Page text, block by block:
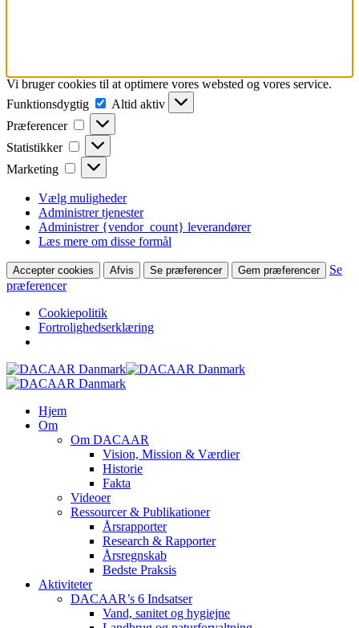
Vi bruger cookies til at optimere vores websted og vores service.
Funktionsdygtig
Funktionsdygtig
Altid aktiv
Præferencer
Præferencer
Statistikker Statistikker
Marketing Marketing
Vælg muligheder
Administrer tjenester
Administrer {vendor_count} leverandører
Læs mere om disse formål
Accepter cookies Afvis Se præferencer Gem præferencer
Se
præferencer
Cookiepolitik
Fortrolighedserklæring
Skip
to
content
search
Menu
Hjem
Om
Om DACAAR
Vision, Mission & Værdier
Historie
Fakta
Videoer
Ressourcer & Publikationer
Årsrapporter
Research & Rapporter
Årsregnskab
Bedste Praksis
Aktiviteter
DACAAR’s 6 Indsatser
Vand, sanitet og hygiejne